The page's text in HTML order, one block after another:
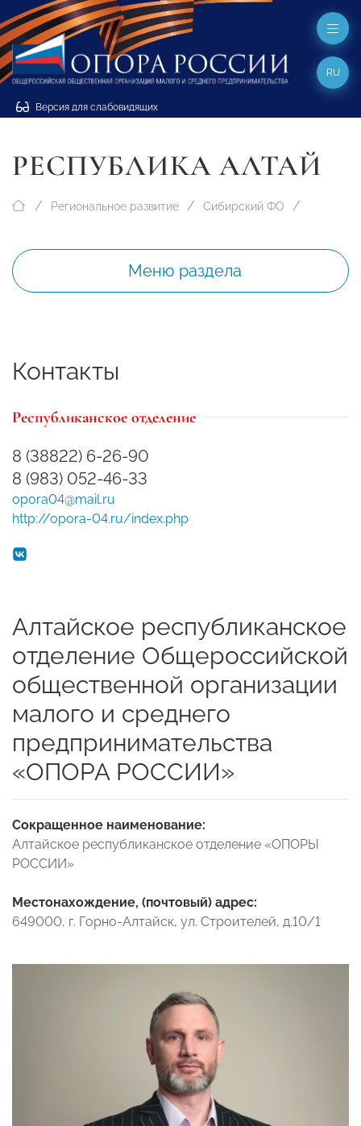
Версия для слабовидящих
RU
РЕСПУБЛИКА АЛТАЙ
Региональное развитие Сибирский ФО
Меню раздела
Контакты
Республиканское отделение
8 (38822) 6-26-90
8 (983) 052-46-33
opora04@mail.ru
http://opora-04.ru/index.php
Алтайское республиканское
отделение Общероссийской
общественной организации
малого и среднего
предпринимательства
«ОПОРА РОССИИ»
Сокращенное наименование:
Алтайское республиканское отделение «ОПОРЫ
РОССИИ»
Местонахождение, (почтовый) адрес:
649000, г. Горно-Алтайск, ул. Строителей, д.10/1